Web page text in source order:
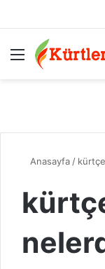
Menü
Anasayfa /